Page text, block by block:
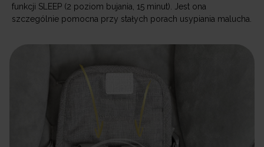
funkcji SLEEP (2 poziom bujania, 15 minut). Jest ona
szczególnie pomocna przy stałych porach usypiania malucha.